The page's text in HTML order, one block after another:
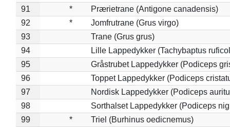
91
*
Prærietrane (Antigone canadensis)
92
*
Jomfrutrane (Grus virgo)
93
Trane (Grus grus)
94
Lille Lappedykker (Tachybaptus
95
Gråstrubet Lappedykker (Podiceps
96
Toppet Lappedykker (Podiceps
97
Nordisk Lappedykker (Podiceps
98
Sorthalset Lappedykker (Podiceps
99
* Triel (Burhinus oedicnemus)